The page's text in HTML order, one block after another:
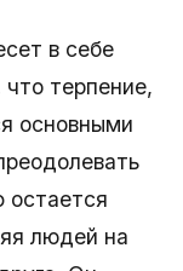
в себе
терпение,
основными
людей на